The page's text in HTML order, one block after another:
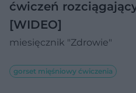
ćwiczeń
[WIDEO]
miesięcznik "Zdrowie"
gorset mięśniowy ćwiczenia